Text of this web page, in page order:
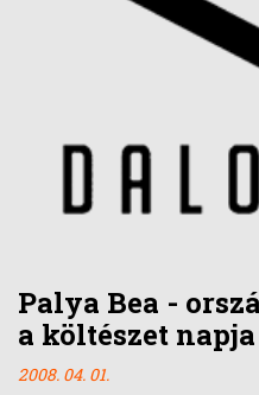
Palya Bea -
a költészet
2008. 04. 01.